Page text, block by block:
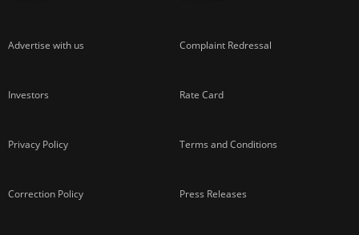
Advertise with us Complaint Redressal
Investors Rate Card
Privacy Policy Terms and Conditions
Correction Policy Press Releases